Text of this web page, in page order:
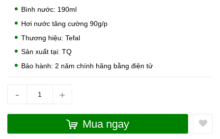
Bình nước: 190ml
Hơi nước tăng cường 90g/p
Thương hiệu: Tefal
Sản xuất tại: TQ
Bảo hành: 2 năm chính hãng bằng điện tử
- +
Mua ngay